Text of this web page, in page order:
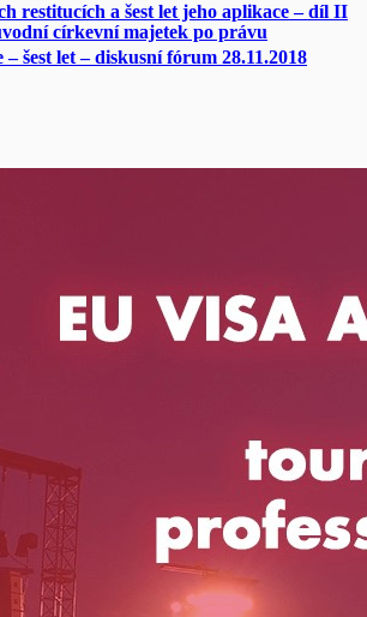
restitucích a šest let jeho aplikace – díl II
církevní majetek po právu
šest let – diskusní fórum 28.11.2018